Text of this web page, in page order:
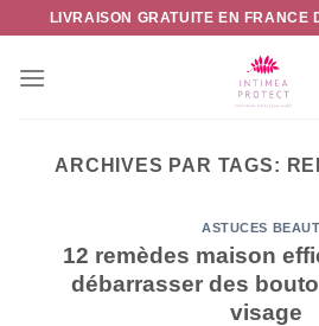
Passer
contenu
LIVRAISON GRATUITE EN FRANCE
ARCHIVES PAR TAGS:
ASTUCES
12 remèdes maison
débarrasser des
visage